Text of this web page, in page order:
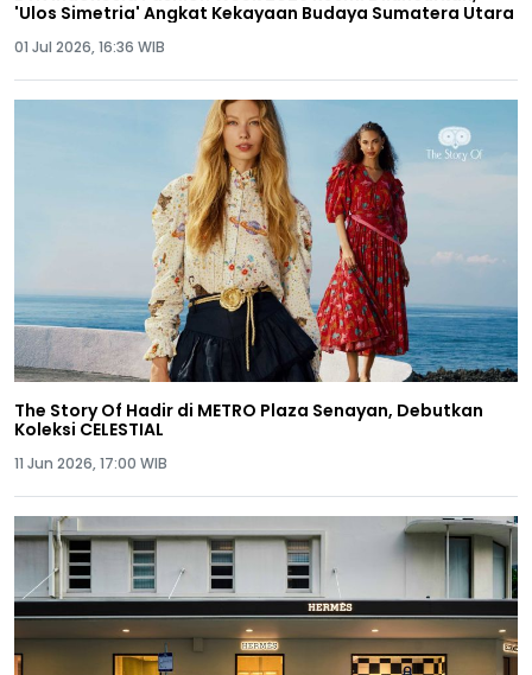
'Ulos Simetria' Angkat Kekayaan Budaya Sumatera Utara
01 Jul 2026, 16:36 WIB
The Story Of Hadir di METRO Plaza Senayan, Debutkan
Koleksi CELESTIAL
11 Jun 2026, 17:00 WIB